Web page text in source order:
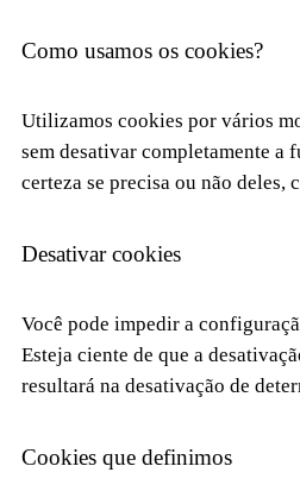
Como usamos os cookies?
Utilizamos cookies por vários
sem desativar completamente a
certeza se precisa ou não deles,
Desativar cookies
Você pode impedir a
Esteja ciente de que a
resultará na desativação de
Cookies que definimos